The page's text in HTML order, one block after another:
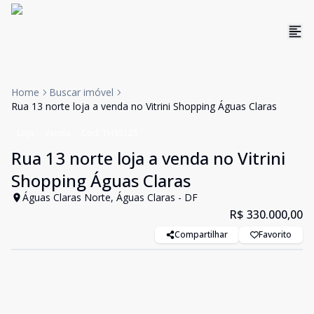
Home
Buscar imóvel
Rua 13 norte loja a venda no Vitrini Shopping Águas Claras
Rua 13 norte loja a venda no Vitrini
Shopping Águas Claras
Águas Claras Norte, Águas Claras - DF
R$ 330.000,00
Compartilhar Favorito